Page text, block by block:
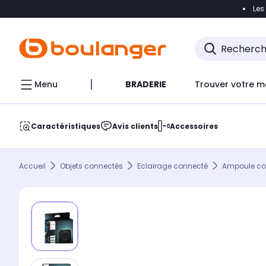
Accéder
Menu BRADERIE Trouver votre
Caractéristiques Avis clients Accessoires
Accueil Objets connectés Eclairage connecté Ampoule